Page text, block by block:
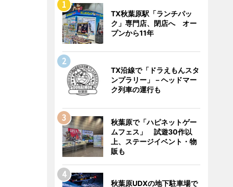
TX秋葉原駅「ランチパッ
ク」専門店、閉店へ オー
プンから11年
TX沿線で「ドラえもんスタ
ンプラリー」－ヘッドマー
ク列車の運行も
秋葉原で「ハピネットゲー
ムフェス」 試遊30作以
上、ステージイベント・物
販も
秋葉原UDXの地下駐車場で